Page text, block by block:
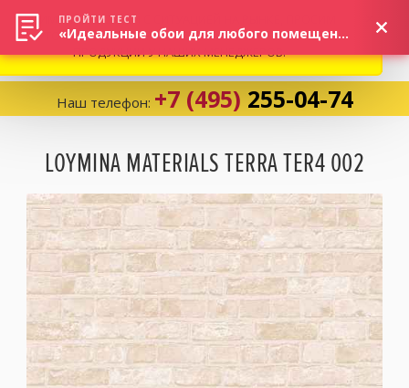
Корзина:0
Избранное:0 товаров
Каталог
Компания
Наш телефон: +7 (495) 255-04-74
LOYMINA MATERIALS TERRA TER4 002
ВНИМАНИЕ! В СВЯЗИ С СИТУАЦИЕЙ НА РЫНКЕ, ПРОСИМ
УТОЧНЯТЬ АКТУАЛЬНУЮ СТОИМОСТЬ И НАЛИЧИЕ
ПРОДУКЦИИ У НАШИХ МЕНЕДЖЕРОВ.
ПРОЙТИ ТЕСТ
«Идеальные обои для любого помещения!»